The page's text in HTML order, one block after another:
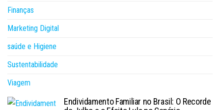
Finanças
Marketing Digital
saúde e Higiene
Sustentabilidade
Viagem
Endividamento Familiar no Brasil: O Recorde